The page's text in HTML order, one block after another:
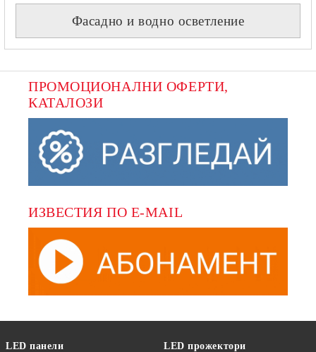
Фасадно и водно осветление
ПРОМОЦИОНАЛНИ ОФЕРТИ,
КАТАЛОЗИ
ИЗВЕСТИЯ ПО E-MAIL
LED панели
LED прожектори